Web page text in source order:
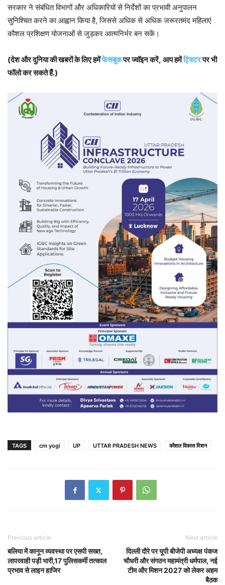
सरकार ने संबंधित विभागों और अधिकारियों से निर्देशों का प्रभावी अनुपालन
सुनिश्चित करने का आह्वान किया है, जिससे अधिक से अधिक जरूरतमंद महिलाएं
कौशल प्रशिक्षण योजनाओं से जुड़कर आत्मनिर्भर बन सकें।
(देश और दुनिया की खबरों के लिए हमेंफेसबुकपर ज्वॉइन करें, आप हमेंट्विटरपर भी
फॉलो कर सकते हैं.)
TAGS cm yogi UP UTTAR PRADESH NEWS कौशल विकास मिशन
Previous article
बलिया में कानून व्यवस्था पर एसपी सख्त,
लापरवाही पड़ी भारी,17 पुलिसकर्मी तत्काल
प्रभाव से लाइन हाजिर
Next article
दिल्ली दौरे पर यूपी बीजेपी अध्यक्ष पंकज
चौधरी और संगठन महामंत्री धर्मपाल, नई
टीम और मिशन 2027 को लेकर अहम
बैठक